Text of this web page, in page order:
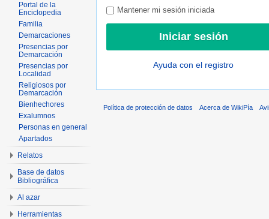
Mantener mi sesión iniciada
Ayuda con el registro
Portal de la
Enciclopedia
Familia
Demarcaciones
Presencias por
Demarcación
Presencias por
Localidad
Religiosos por
Demarcación
Bienhechores
Exalumnos
Personas en general
Apartados
Relatos
Base de datos
Bibliográfica
Al azar
Herramientas
Política de protección de datos Acerca de WikiPía